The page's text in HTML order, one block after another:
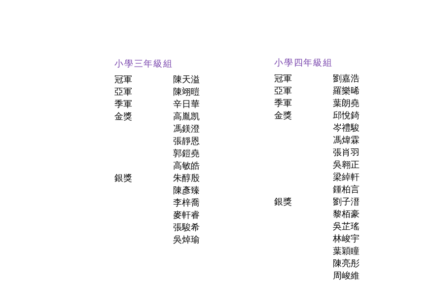
小學三年級組
冠軍
亞軍
季軍
金獎
銀獎
陳天溢
陳翊暟
辛日華
高胤凯
馮鎂澄
張靜恩
郭鎧堯
高敏皓
朱醇殷
陳彥臻
李梓喬
麥軒睿
張駿希
吳焯瑜
小學四年級組
冠軍
亞軍
季軍
金獎
銀獎
劉嘉浩
羅樂晞
葉朗堯
邱悅錡
岑禮駿
馮煒霖
張肖羽
吳翱正
梁綽軒
鍾柏言
劉子溍
黎栢豪
吳芷瑤
林峻宇
葉穎瞳
陳亮彤
周峻維